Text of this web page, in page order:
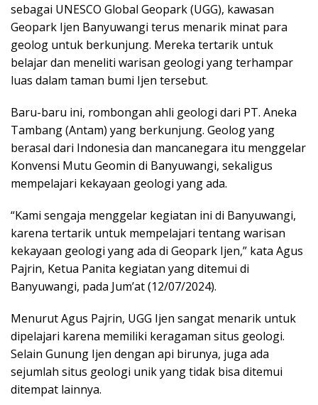
sebagai UNESCO Global Geopark (UGG), kawasan
Geopark Ijen Banyuwangi terus menarik minat para
geolog untuk berkunjung. Mereka tertarik untuk
belajar dan meneliti warisan geologi yang terhampar
luas dalam taman bumi Ijen tersebut.
Baru-baru ini, rombongan ahli geologi dari PT. Aneka
Tambang (Antam) yang berkunjung. Geolog yang
berasal dari Indonesia dan mancanegara itu menggelar
Konvensi Mutu Geomin di Banyuwangi, sekaligus
mempelajari kekayaan geologi yang ada.
“Kami sengaja menggelar kegiatan ini di Banyuwangi,
karena tertarik untuk mempelajari tentang warisan
kekayaan geologi yang ada di Geopark Ijen,” kata Agus
Pajrin, Ketua Panita kegiatan yang ditemui di
Banyuwangi, pada Jum’at (12/07/2024).
Menurut Agus Pajrin, UGG Ijen sangat menarik untuk
dipelajari karena memiliki keragaman situs geologi.
Selain Gunung Ijen dengan api birunya, juga ada
sejumlah situs geologi unik yang tidak bisa ditemui
ditempat lainnya.